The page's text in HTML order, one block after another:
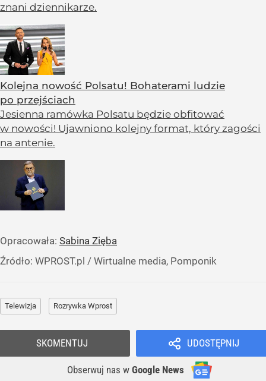
znani dziennikarze.
Kolejna nowość Polsatu! Bohaterami ludzie
po przejściach
Jesienna ramówka Polsatu będzie obfitować
w nowości! Ujawniono kolejny format, który zagości
na antenie.
Opracowała: Sabina Zięba
Źródło: WPROST.pl / Wirtualne media, Pomponik
Telewizja Rozrywka Wprost
UDOSTĘPNIJ
Obserwuj nas w Google News
SKOMENTUJ